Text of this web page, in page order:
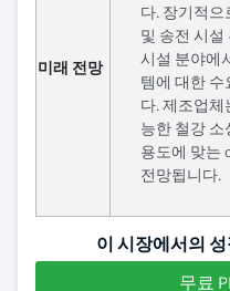
미래 전망
다. 장기적으
및 송전 시설
시설 분야에
템에 대한
다. 제조업
능한 철강 소
용도에 맞는
전망됩니다.
이 시장에서의
무료